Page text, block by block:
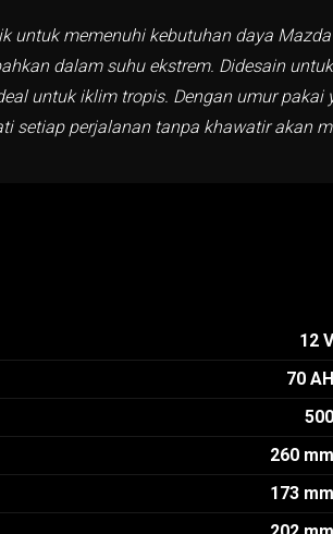
untuk memenuhi kebutuhan daya
dalam suhu ekstrem. Didesain
untuk iklim tropis. Dengan umur
setiap perjalanan tanpa khawatir akan
12 V
70 AH
500
260 mm
173 mm